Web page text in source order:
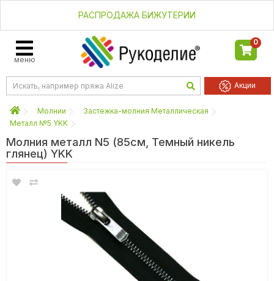
РАСПРОДАЖА БИЖУТЕРИИ
меню
0
Акции
Молнии
Застежка-молния Металлическая
Металл №5 YKK
Молния металл N5 (85см, Темный никель
глянец) YKK